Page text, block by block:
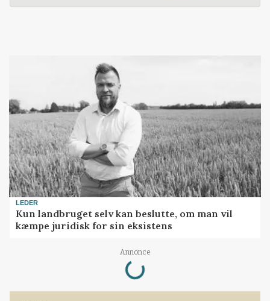
LEDER
Kun landbruget selv kan beslutte, om man vil
kæmpe juridisk for sin eksistens
Annonce
Loading...